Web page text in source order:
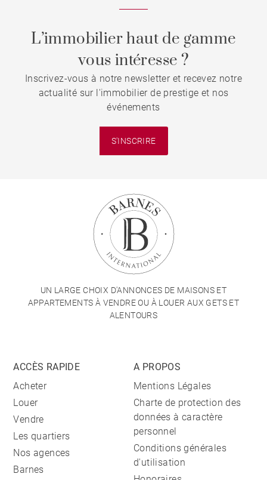
L’immobilier haut de gamme
vous intéresse ?
Inscrivez-vous à notre newsletter et recevez notre
actualité sur l'immobilier de prestige et nos
événements
S'INSCRIRE
UN LARGE CHOIX D'ANNONCES DE MAISONS ET
APPARTEMENTS À VENDRE OU À LOUER AUX GETS ET
ALENTOURS
ACCÈS RAPIDE
Acheter
Louer
Vendre
Les quartiers
Nos agences
Barnes
A PROPOS
Mentions Légales
Charte de protection des
données à caractère
personnel
Conditions générales
d'utilisation